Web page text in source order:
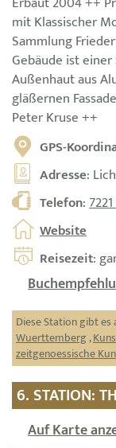
mit Klassischer
Sammlung
Gebäude ist
Außenhaut aus
gläßernen
Peter Kruse ++
GPS-
Adresse:
Telefon:
Website
Reisezeit:
Diese Station gibt es
Wuerttemberg ,
zeitgenoessische
6. STATION:
Auf Karte